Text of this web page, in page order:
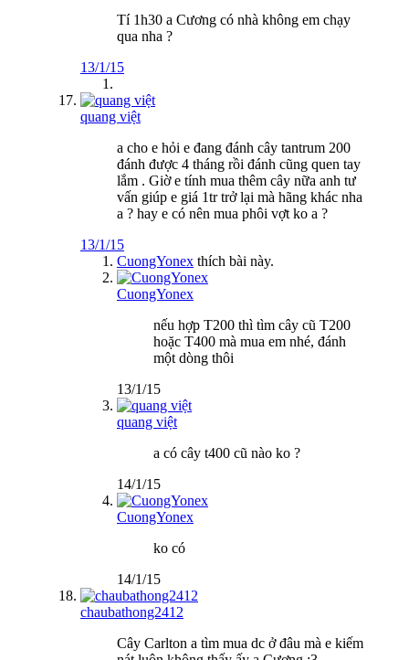
Tí 1h30 a Cương có nhà không em chạy
qua nha ?
13/1/15
quang việt
a cho e hỏi e đang đánh cây tantrum 200
đánh được 4 tháng rồi đánh cũng quen tay
lắm . Giờ e tính mua thêm cây nữa anh tư
vấn giúp e giá 1tr trở lại mà hãng khác nha
a ? hay e có nên mua phôi vợt ko a ?
13/1/15
CuongYonex thích bài này.
CuongYonex
nếu hợp T200 thì tìm cây cũ T200
hoặc T400 mà mua em nhé, đánh
một dòng thôi
13/1/15
quang việt
a có cây t400 cũ nào ko ?
14/1/15
CuongYonex
ko có
14/1/15
chaubathong2412
Cây Carlton a tìm mua dc ở đâu mà e kiếm